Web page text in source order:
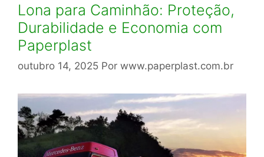
Lona para Caminhão: Proteção,
Durabilidade e Economia com
Paperplast
outubro 14, 2025 Por www.paperplast.com.br